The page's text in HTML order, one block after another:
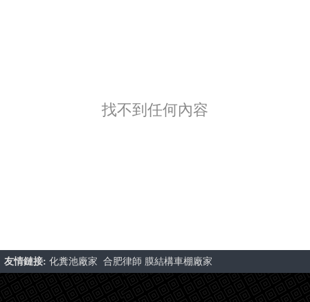
找不到任何內容
友情鏈接: 化糞池廠家 合肥律師 膜結構車棚廠家